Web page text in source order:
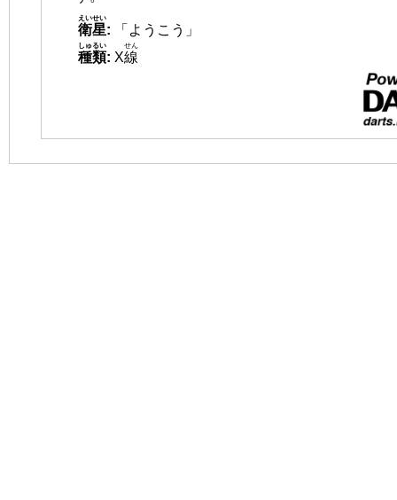
衛星
えいせい
:
「ようこう」
種類
しゅるい
: X線
せん